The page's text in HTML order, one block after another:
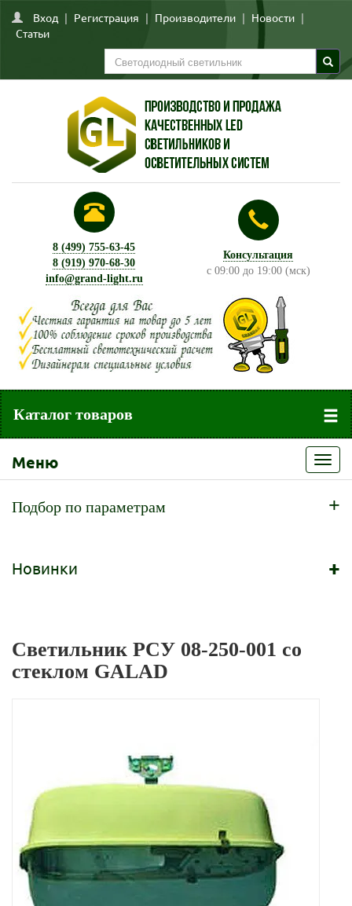
Вход | Регистрация | Производители | Новости |
Статьи
8 (499) 755-63-45
8 (919) 970-68-30
info@grand-light.ru
Консультация
с 09:00 до 19:00 (мск)
Каталог товаров
Меню
Подбор по параметрам +
Новинки +
Светильник РСУ 08-250-001 со
стеклом GALAD